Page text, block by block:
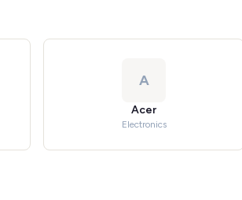
A
Acer
Electronics